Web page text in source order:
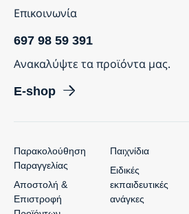
Επικοινωνία
697 98 59 391
Ανακαλύψτε τα προϊόντα μας.
E-shop
Παιχνίδια
Ειδικές
εκπαιδευτικές
ανάγκες
Παρακολούθηση
Παραγγελίας
Αποστολή &
Επιστροφή